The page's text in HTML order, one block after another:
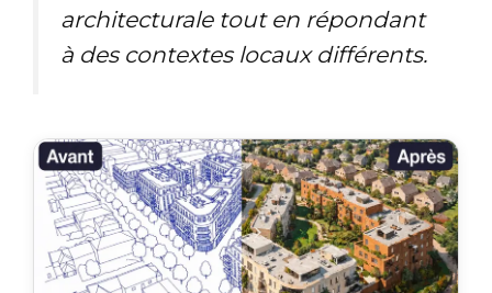
architecturale tout en répondant
à des contextes locaux différents.